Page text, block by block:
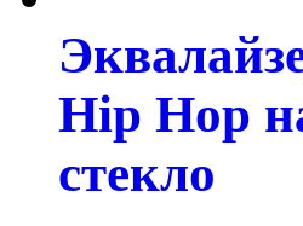
Hip Hop
стекло